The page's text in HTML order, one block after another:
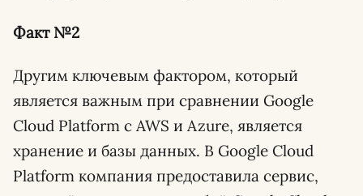
Факт №2
Другим ключевым фактором, который
является важным при сравнении Google
Cloud Platform с AWS и Azure, является
хранение и базы данных. В Google Cloud
Platform компания предоставила сервис,